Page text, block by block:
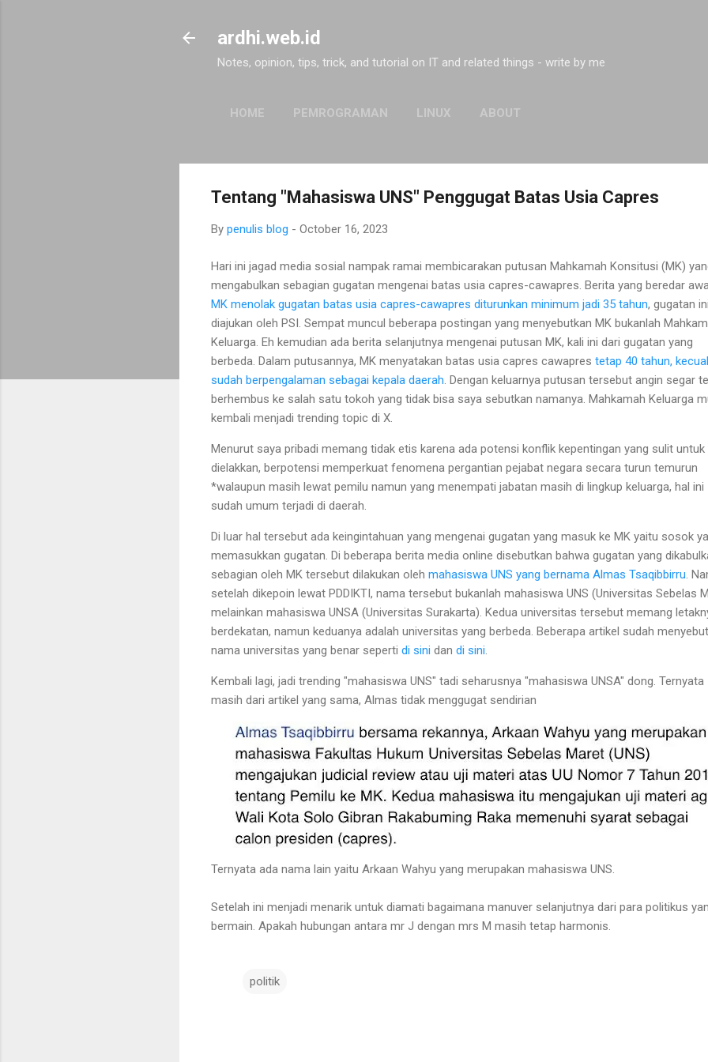
ardhi.web.id
Notes, opinion, tips, trick, and tutorial on IT and related things - write by me
HOME PEMROGRAMAN LINUX ABOUT
Tentang "Mahasiswa UNS" Penggugat Batas Usia Capres
By penulis blog - October 16, 2023
Hari ini jagad media sosial nampak ramai membicarakan putusan Mahkamah Konsitusi (MK)
mengabulkan sebagian gugatan mengenai batas usia capres-cawapres. Berita yang beredar
MK menolak gugatan batas usia capres-cawapres diturunkan minimum jadi 35 tahun, gugatan
diajukan oleh PSI. Sempat muncul beberapa postingan yang menyebutkan MK bukanlah
Keluarga. Eh kemudian ada berita selanjutnya mengenai putusan MK, kali ini dari gugatan yang
berbeda. Dalam putusannya, MK menyatakan batas usia capres cawapres tetap 40 tahun,
sudah berpengalaman sebagai kepala daerah . Dengan keluarnya putusan tersebut angin segar
berhembus ke salah satu tokoh yang tidak bisa saya sebutkan namanya. Mahkamah Keluarga
kembali menjadi trending topic di X.
Menurut saya pribadi memang tidak etis karena ada potensi konflik kepentingan yang sulit untuk
dielakkan, berpotensi memperkuat fenomena pergantian pejabat negara secara turun temurun
*walaupun masih lewat pemilu namun yang menempati jabatan masih di lingkup keluarga, hal ini
sudah umum terjadi di daerah.
Di luar hal tersebut ada keingintahuan yang mengenai gugatan yang masuk ke MK yaitu sosok
memasukkan gugatan. Di beberapa berita media online disebutkan bahwa gugatan yang
sebagian oleh MK tersebut dilakukan oleh mahasiswa UNS yang bernama Almas Tsaqibbirru .
setelah dikepoin lewat PDDIKTI, nama tersebut bukanlah mahasiswa UNS (Universitas Sebelas
melainkan mahasiswa UNSA (Universitas Surakarta). Kedua universitas tersebut memang
berdekatan, namun keduanya adalah universitas yang berbeda. Beberapa artikel sudah
nama universitas yang benar seperti di sini dan di sini
Kembali lagi, jadi trending "mahasiswa UNS" tadi seharusnya "mahasiswa UNSA" dong. Ternyata
masih dari artikel yang sama, Almas tidak menggugat sendirian
Ternyata ada nama lain yaitu Arkaan Wahyu yang merupakan mahasiswa UNS.
Setelah ini menjadi menarik untuk diamati bagaimana manuver selanjutnya dari para politikus
bermain. Apakah hubungan antara mr J dengan mrs M masih tetap harmonis.
politik